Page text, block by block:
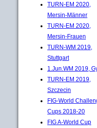
TURN-EM 2020,
Mersin-Männer
TURN-EM 2020,
Mersin-Frauen
TURN-WM 2019,
Stuttgart
1.Jun.WM 2019,
TURN-EM 2019,
Szczecin
FIG-World
Cups 2018-20
FIG A-World Cup